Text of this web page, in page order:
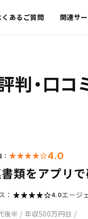
くあるご質問 関連サ
判・口コ
4.0
類をアプリ
： 4.0エージ
後半 / 年収500万円台 /